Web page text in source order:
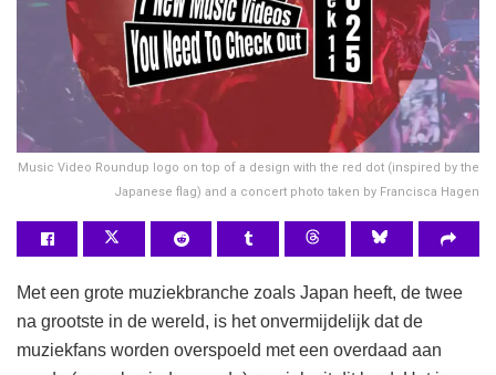
Music Video Roundup logo on top of a design with the red dot (inspired by the
Japanese flag) and a concert photo taken by Francisca Hagen
Met een grote muziekbranche zoals Japan heeft, de twee
na grootste in de wereld, is het onvermijdelijk dat de
muziekfans worden overspoeld met een overdaad aan